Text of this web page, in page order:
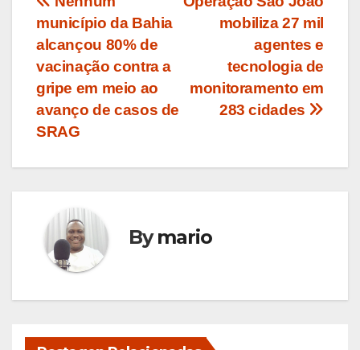
Navegação
de
Post
mobiliza 27 mil
agentes e
tecnologia de
monitoramento em
283 cidades
município da Bahia
alcançou 80% de
vacinação contra a
gripe em meio ao
avanço de casos de
SRAG
Bymario